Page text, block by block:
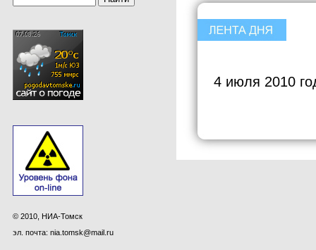
© 2010, НИА-Томск
эл. почта: nia.tomsk@mail.ru
4 июля 2010